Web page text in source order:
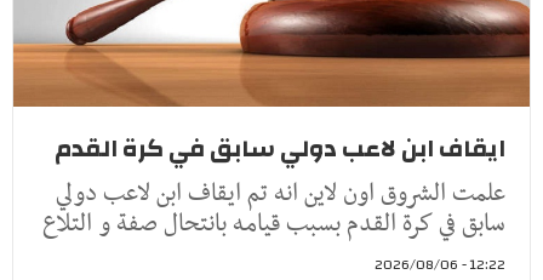
ايقاف ابن لاعب دولي سابق في كرة القدم
علمت الشروق اون لاين انه تم ايقاف ابن لاعب دولي
سابق في كرة القدم بسبب قيامه بانتحال صفة و التلاع
12:22 - 2026/08/06